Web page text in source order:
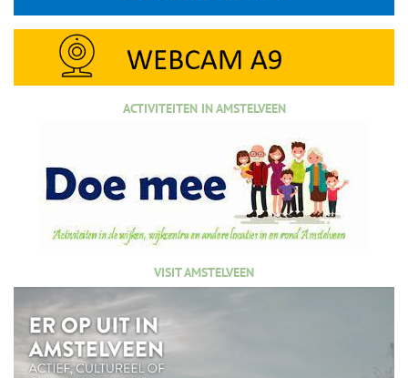
ACTIVITEITEN IN AMSTELVEEN
VISIT AMSTELVEEN